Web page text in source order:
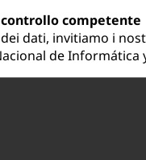
competente
dati, invitiamo i
de